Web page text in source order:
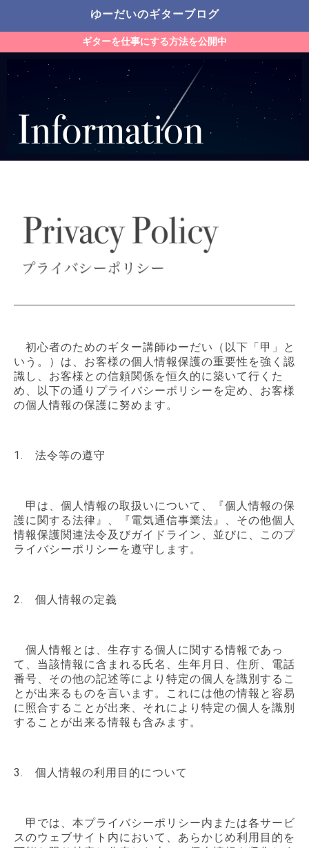
ゆーだいのギターブログ
ギターを仕事にする方法を公開中
初心者のためのギター講師ゆーだい（以下「甲」と
いう。）は、お客様の個人情報保護の重要性を強く認
識し、お客様との信頼関係を恒久的に築いて行くた
め、以下の通りプライバシーポリシーを定め、お客様
の個人情報の保護に努めます。
1. 法令等の遵守
甲は、個人情報の取扱いについて、『個人情報の保
護に関する法律』、『電気通信事業法』、その他個人
情報保護関連法令及びガイドライン、並びに、このプ
ライバシーポリシーを遵守します。
2. 個人情報の定義
個人情報とは、生存する個人に関する情報であっ
て、当該情報に含まれる氏名、生年月日、住所、電話
番号、その他の記述等により特定の個人を識別するこ
とが出来るものを言います。これには他の情報と容易
に照合することが出来、それにより特定の個人を識別
することが出来る情報も含みます。
3. 個人情報の利用目的について
甲では、本プライバシーポリシー内または各サービ
スのウェブサイト内において、あらかじめ利用目的を